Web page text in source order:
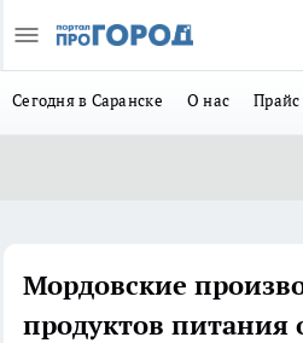
Сегодня в Саранске О нас
Мордовские
продуктов питания